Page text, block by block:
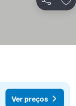
Partilhar
Ver preços